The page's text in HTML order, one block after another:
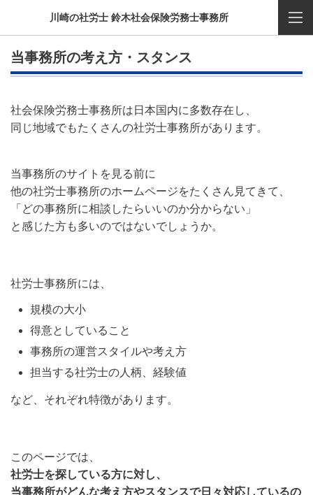
川崎の社労士 鈴木社会保険労務士事務所
当事務所の考え方・スタンス
社会保険労務士事務所は日本国内に多数存在し、
同じ地域でもたくさんの社労士事務所があります。
当事務所のサイトを見る前に
他の社労士事務所のホームページをたくさん見てきて、
「どの事務所に相談したらいいのか分からない」
と感じた方も多いのではないでしょうか。
社労士事務所には、
規模の大小
得意としていること
事務所の運営スタイルや考え方
担当する社労士の人柄、経験値
など、それぞれ特徴があります。
このページでは、
社労士を探している方に対し、
当事務所がどんな考え方やスタンスで日々対応しているの